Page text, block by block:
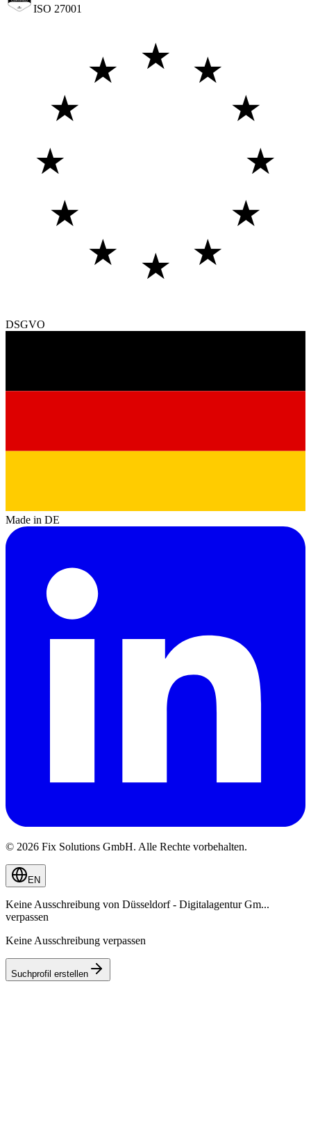
ISO 27001
★ ★
★
★
★
★
★
★
★
★
★
★
DSGVO
Made in DE
© 2026 Fix Solutions GmbH. Alle Rechte vorbehalten.
EN
Keine Ausschreibung von Düsseldorf - Digitalagentur Gm...
verpassen
Keine Ausschreibung verpassen
Suchprofil erstellen